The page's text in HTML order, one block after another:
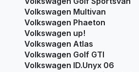
Volkswagen Multivan
Volkswagen Phaeton
Volkswagen up!
Volkswagen Atlas
Volkswagen Golf GTI
Volkswagen ID.Unyx 06